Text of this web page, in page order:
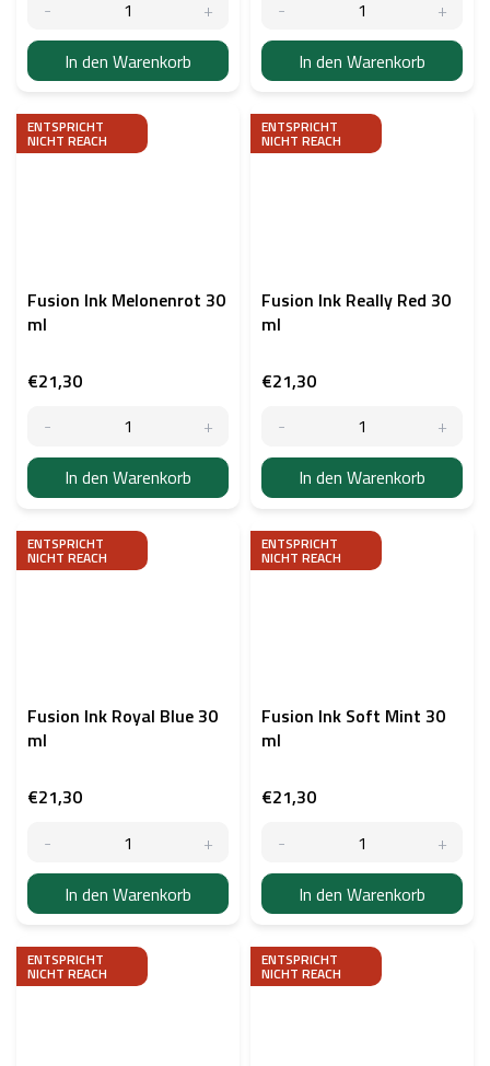
In den Warenkorb In den Warenkorb
ENTSPRICHT
NICHT REACH
Fusion Ink Melonenrot 30
ml
€21,30
In den Warenkorb
ENTSPRICHT
NICHT REACH
Fusion Ink Really Red 30
ml
€21,30
In den Warenkorb
ENTSPRICHT
NICHT REACH
Fusion Ink Royal Blue 30
ml
€21,30
In den Warenkorb
ENTSPRICHT
NICHT REACH
Fusion Ink Soft Mint 30
ml
€21,30
In den Warenkorb
ENTSPRICHT
NICHT REACH
ENTSPRICHT
NICHT REACH